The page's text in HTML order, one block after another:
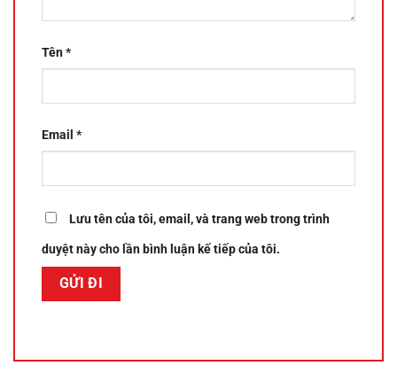
Tên*
Email *
Lưu tên của tôi, email, và trang web trong trình
duyệt này cho lần bình luận kế tiếp của tôi.